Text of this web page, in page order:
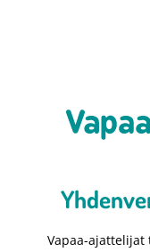
Vapaa-ajattelijat